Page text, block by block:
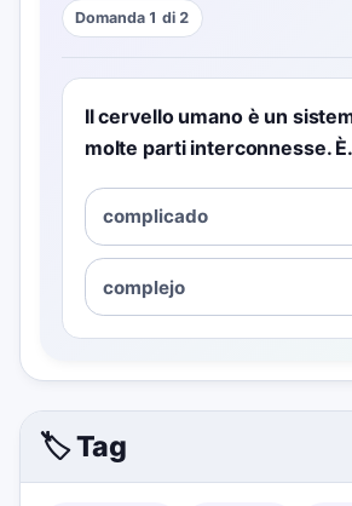
Domanda 1 di 2
Il cervello umano è un
molte parti interconnesse.
complicado
complejo
🏷️ Tag